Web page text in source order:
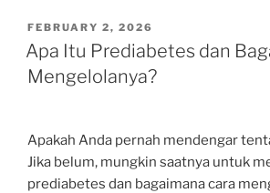
POSTED
ON
FEBRUARY 2, 2026
Apa Itu Prediabetes dan
Mengelolanya?
Apakah Anda pernah mendengar
Jika belum, mungkin saatnya untuk
prediabetes dan bagaimana cara